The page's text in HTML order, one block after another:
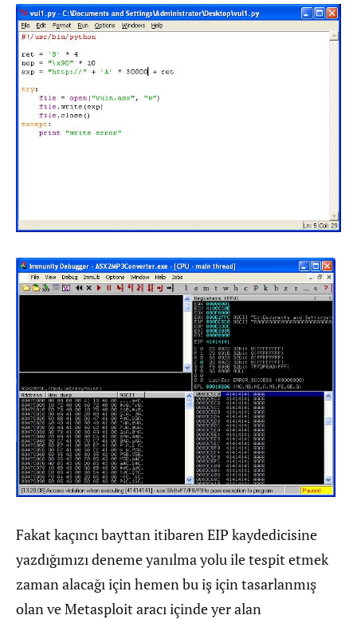
Fakat kaçıncı bayttan itibaren EIP kaydedicisine
yazdığımızı deneme yanılma yolu ile tespit etmek
zaman alacağı için hemen bu iş için tasarlanmış
olan ve Metasploit aracı içinde yer alan